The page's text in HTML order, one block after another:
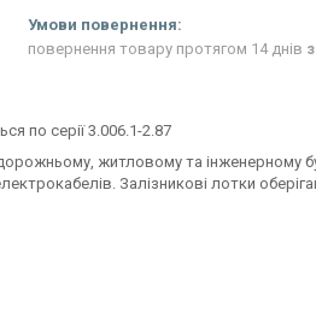
повернення товару протягом 14 днів
по серії 3.006.1-2.87
житловому та інженерному
Залізникові лотки